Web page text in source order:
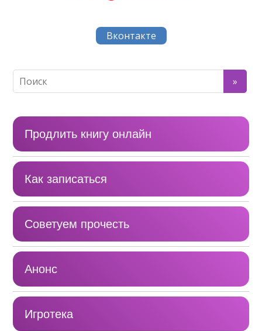
Вконтакте
Продлить книгу онлайн
Как записаться
Советуем прочесть
Анонс
Игротека